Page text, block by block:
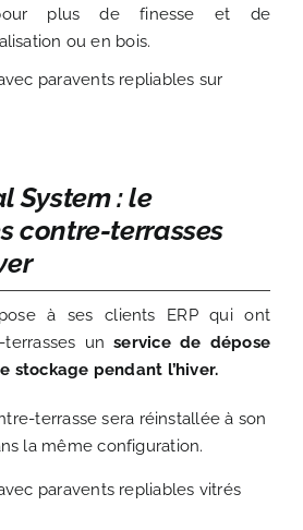
plus de finesse et de
ou en bois.
System : le
contre-terrasses
à ses clients ERP qui ont
un service de dépose
stockage pendant l’hiver.
terrasse sera réinstallée à son
la même configuration.